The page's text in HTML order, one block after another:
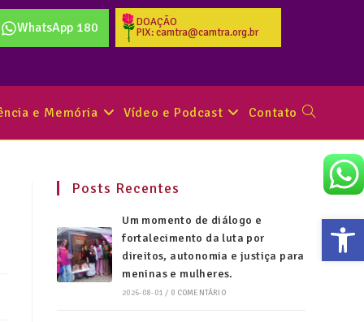
WhatsApp 180
DOAÇÃO
PIX: camtra@camtra.org.br
e Memória Vídeo e Podcast Contato
Posts Recentes
Um momento de diálogo e
fortalecimento da luta por
direitos, autonomia e justiça para
meninas e mulheres.
2026-08-01 / 0 COMENTÁRIO